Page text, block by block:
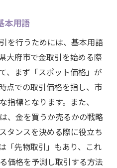
本用語
を行うためには、基本用語
大府市で金取引を始める際
、まず「スポット価格」が
点での取引価格を指し、市
指標となります。また、
、金を買うか売るかの戦略
タンスを決める際に役立ち
「先物取引」もあり、これ
価格を予測し取引する方法